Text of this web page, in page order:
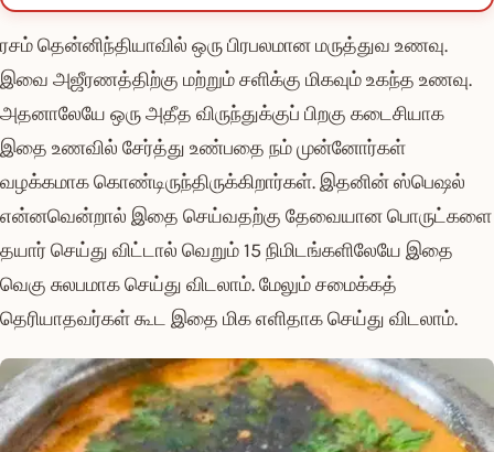
ரசம் தென்னிந்தியாவில் ஒரு பிரபலமான மருத்துவ உணவு.
இவை அஜீரணத்திற்கு மற்றும் சளிக்கு மிகவும் உகந்த உணவு.
அதனாலேயே ஒரு அதீத விருந்துக்குப் பிறகு கடைசியாக
இதை உணவில் சேர்த்து உண்பதை நம் முன்னோர்கள்
வழக்கமாக கொண்டிருந்திருக்கிறார்கள். இதனின் ஸ்பெஷல்
என்னவென்றால் இதை செய்வதற்கு தேவையான பொருட்களை
தயார் செய்து விட்டால் வெறும் 15 நிமிடங்களிலேயே இதை
வெகு சுலபமாக செய்து விடலாம். மேலும் சமைக்கத்
தெரியாதவர்கள் கூட இதை மிக எளிதாக செய்து விடலாம்.